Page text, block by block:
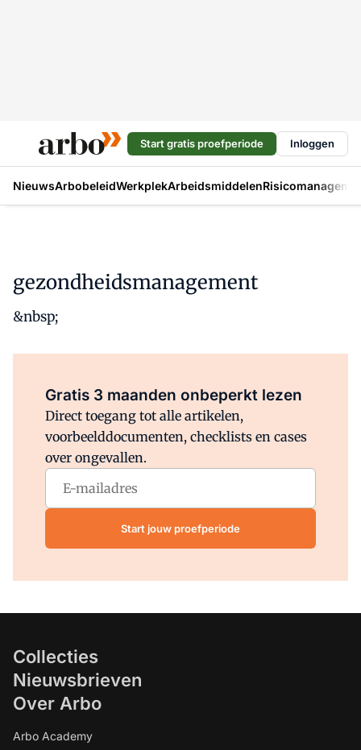
Start gratis proefperiode Inloggen
NieuwsArbobeleidWerkplekArbeidsmiddelen
gezondheidsmanagement
&nbsp;
Gratis 3 maanden onbeperkt lezen
Direct toegang tot alle artikelen,
voorbeelddocumenten, checklists en cases
over ongevallen.
Start jouw proefperiode
Collecties
Nieuwsbrieven
Over Arbo
Arbo Academy